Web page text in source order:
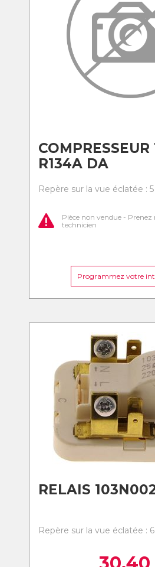
R134A DA
Repère sur la vue éclatée : 5
Pièce non vendue -
technicien
Programmez votre
RELAIS
Repère sur la vue éclatée : 6